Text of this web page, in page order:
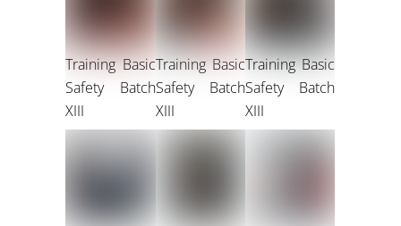
Training Basic
Safety Batch
XIII
Training Basic
Safety Batch
XIII
Training Basic
Safety Batch
XIII